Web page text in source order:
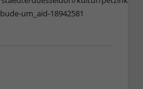
um_aid-18942581